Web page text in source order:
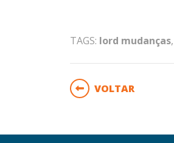
TAGS: lord mudanças,
VOLTAR